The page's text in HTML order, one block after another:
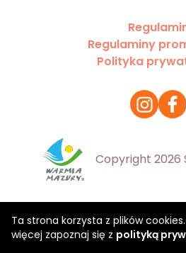
Ta strona korzysta z plików
więcej zapoznaj się z polityką
Regulaminy
Polityka
Copyright 2026